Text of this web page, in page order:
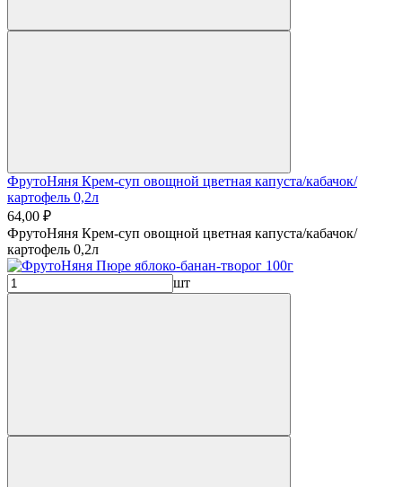
ФрутоНяня Крем-суп овощной цветная капуста/кабачок/
картофель 0,2л
64,00 ₽
ФрутоНяня Крем-суп овощной цветная капуста/кабачок/
картофель 0,2л
шт